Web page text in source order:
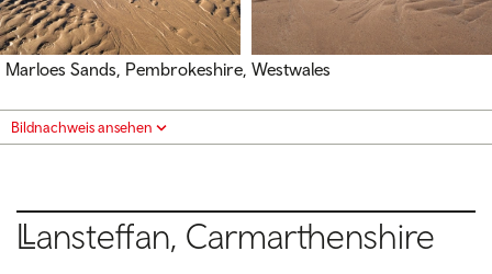
Marloes Sands, Pembrokeshire, Westwales
Bildnachweis ansehen
Llansteffan, Carmarthenshire